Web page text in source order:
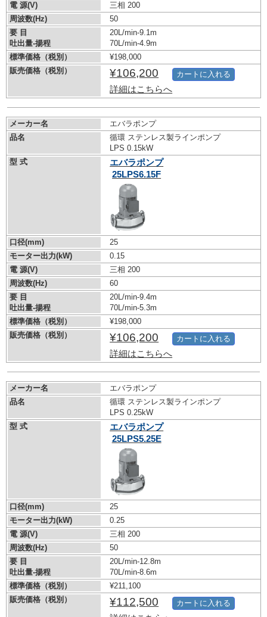
電 源(V)
三相 200
周波数(Hz)
50
要 目
吐出量-揚程
20L/min-9.1m
70L/min-4.9m
標準価格（税別）
¥198,000
販売価格（税別）
¥106,200
詳細はこちらへ
カートに入れる
メーカー名
エバラポンプ
品名
循環 ステンレス製ラインポンプ
LPS 0.15kW
型 式
エバラポンプ
25LPS6.15F
口径(mm)
25
モーター出力(kW)
0.15
電 源(V)
三相 200
周波数(Hz)
60
要 目
吐出量-揚程
20L/min-9.4m
70L/min-5.3m
標準価格（税別）
¥198,000
販売価格（税別）
¥106,200
詳細はこちらへ
カートに入れる
メーカー名
エバラポンプ
品名
循環 ステンレス製ラインポンプ
LPS 0.25kW
型 式
エバラポンプ
25LPS5.25E
口径(mm)
25
モーター出力(kW)
0.25
電 源(V)
三相 200
周波数(Hz)
50
要 目
吐出量-揚程
20L/min-12.8m
70L/min-8.6m
標準価格（税別）
¥211,100
販売価格（税別）
¥112,500 カートに入れる